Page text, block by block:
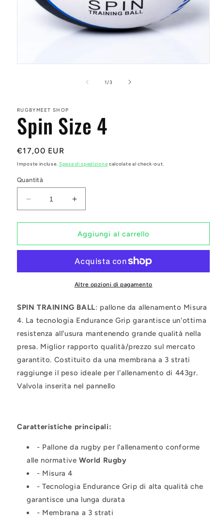
modale
1/su3
RUGBYMEET SHOP
Spin Size 4
Prezzo
di
€17,00 EUR
Imposte incluse. Spese di spedizione calcolate al check-out.
Quantità
Diminuisci
quantità
per
Size
Aumenta
quantità
per
Spin
Size
Aggiungi al carrello
Altre opzioni di pagamento
SPIN TRAINING BALL: pallone da allenamento Misura
4. La tecnologia Endurance Grip garantisce un'ottima
resistenza all'usura mantenendo grande qualità nella
presa. Miglior rapporto qualità/prezzo sul mercato
garantito. Costituito da una membrana a 3 strati
raggiunge il peso ideale per l'allenamento di 443gr.
Valvola inserita nel pannello
Caratteristiche principali:
- Pallone da rugby per l'allenamentoconforme
alle normative World Rugby
- Misura 4
- Tecnologia Endurance Grip di alta qualità che
garantisce una lunga durata
- Membrana a 3 strati